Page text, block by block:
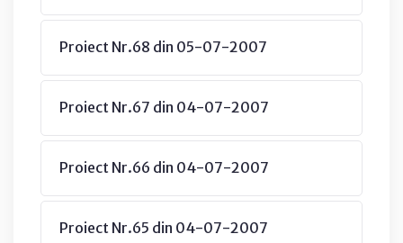
Proiect Nr.68 din 05-07-2007
Proiect Nr.67 din 04-07-2007
Proiect Nr.66 din 04-07-2007
Proiect Nr.65 din 04-07-2007